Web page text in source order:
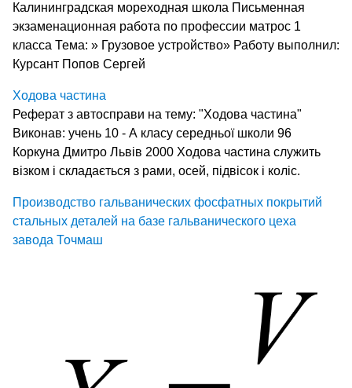
Калининградская мореходная школа Письменная
экзаменационная работа по профессии матрос 1
класса Тема: » Грузовое устройство» Работу выполнил:
Курсант Попов Сергей
Ходова частина
Реферат з автосправи на тему: "Ходова частина"
Виконав: учень 10 - А класу середньої школи 96
Коркуна Дмитро Львів 2000 Ходова частина служить
візком і складається з рами, осей, підвісок і коліс.
Производство гальванических фосфатных покрытий
стальных деталей на базе гальванического цеха
завода Точмаш